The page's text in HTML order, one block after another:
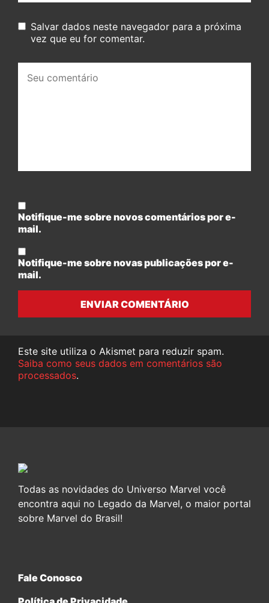
Salvar dados neste navegador para a próxima
vez que eu for comentar.
comentário:
Notifique-me sobre novos comentários por e-
mail.
Notifique-me sobre novas publicações por e-
mail.
ENVIAR COMENTÁRIO
Este site utiliza o Akismet para reduzir spam.
Saiba como seus dados em comentários são
processados.
Todas as novidades do Universo Marvel você
encontra aqui no Legado da Marvel, o maior portal
sobre Marvel do Brasil!
Fale Conosco